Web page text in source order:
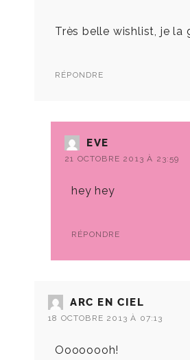
Très belle wishlist, je la
RÉPONDRE
EVE
21 OCTOBRE 2013 À 23:59
hey hey
RÉPONDRE
ARC EN CIEL
18 OCTOBRE 2013 À 07:13
Oooooooh!